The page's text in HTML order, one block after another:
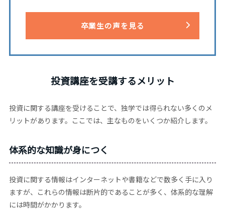
卒業生の声を見る
投資講座を受講するメリット
投資に関する講座を受けることで、独学では得られない多くのメ
リットがあります。ここでは、主なものをいくつか紹介します。
体系的な知識が身につく
投資に関する情報はインターネットや書籍などで数多く手に入り
ますが、これらの情報は断片的であることが多く、体系的な理解
には時間がかかります。